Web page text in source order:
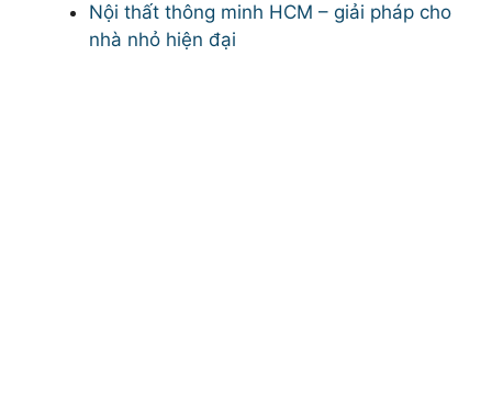
Nội thất thông minh HCM – giải pháp cho
nhà nhỏ hiện đại